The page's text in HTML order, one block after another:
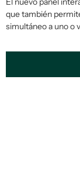
que también
simultáneo a uno o